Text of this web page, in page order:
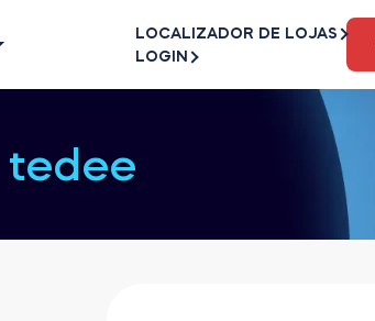
LOCALIZADOR DE LOJAS
LOGIN
tedee